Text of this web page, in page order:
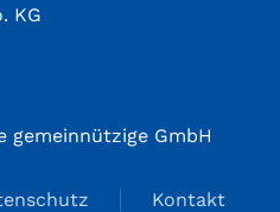
KG
gemeinnützige GmbH
Kontakt